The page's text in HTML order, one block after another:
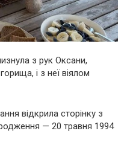
з рук Оксани,
і з неї віялом
відкрила сторінку з
— 20 травня 1994